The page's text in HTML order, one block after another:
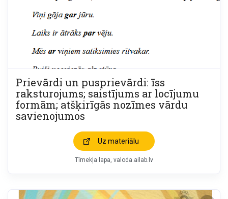
Prievārdi un pusprievārdi: īss
raksturojums; saistījums ar locījumu
formām; atšķirīgās nozīmes vārdu
savienojumos
Uz materiālu
Tīmekļa lapa valoda.ailab.lv